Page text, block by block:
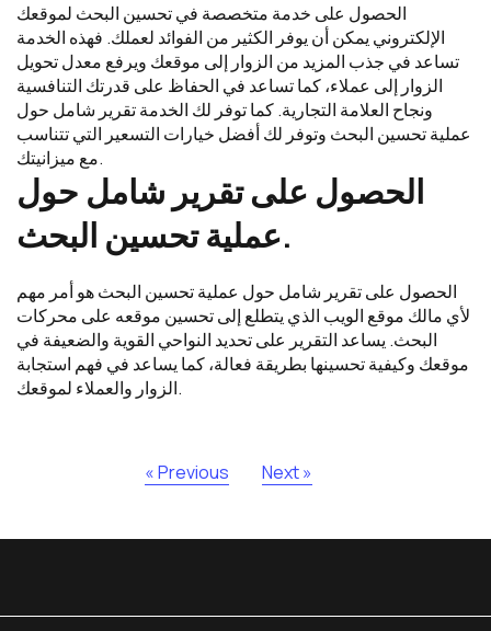
الحصول على خدمة متخصصة في تحسين البحث لموقعك
الإلكتروني يمكن أن يوفر الكثير من الفوائد لعملك. فهذه الخدمة
تساعد في جذب المزيد من الزوار إلى موقعك ويرفع معدل تحويل
الزوار إلى عملاء، كما تساعد في الحفاظ على قدرتك التنافسية
ونجاح العلامة التجارية. كما توفر لك الخدمة تقرير شامل حول
عملية تحسين البحث وتوفر لك أفضل خيارات التسعير التي تتناسب
مع ميزانيتك.
الحصول على تقرير شامل حول
عملية تحسين البحث.
الحصول على تقرير شامل حول عملية تحسين البحث هو أمر مهم
لأي مالك موقع الويب الذي يتطلع إلى تحسين موقعه على محركات
البحث. يساعد التقرير على تحديد النواحي القوية والضعيفة في
موقعك وكيفية تحسينها بطريقة فعالة، كما يساعد في فهم استجابة
الزوار والعملاء لموقعك.
« Previous Next »